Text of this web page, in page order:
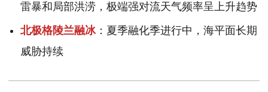
雷暴和局部洪涝，极端强对流天气频率呈上升趋势
北极格陵兰融冰：夏季融化季进行中，海平面长期
威胁持续